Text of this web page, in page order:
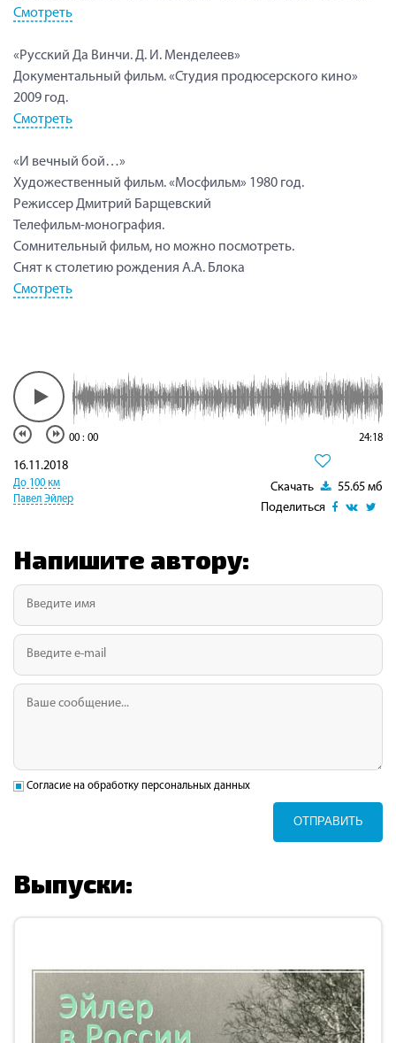
Смотреть
«Русский Да Винчи. Д. И. Менделеев»
Документальный фильм. «Студия продюсерского кино»
2009 год.
Смотреть
«И вечный бой…»
Художественный фильм. «Мосфильм» 1980 год.
Режиссер Дмитрий Барщевский
Телефильм-монография.
Сомнительный фильм, но можно посмотреть.
Снят к столетию рождения А.А. Блока
Смотреть
00 : 00 24:18
Скачать
55.65 мб
Поделиться
16.11.2018
До 100 км
Павел Эйлер
Напишите автору:
Согласие на обработку персональных данных
ОТПРАВИТЬ
Выпуски: